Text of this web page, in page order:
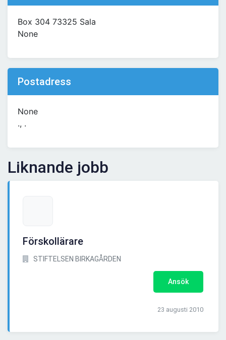
Box 304 73325 Sala
None
Postadress
None
., .
Liknande jobb
Förskollärare
STIFTELSEN BIRKAGÅRDEN
Ansök
23 augusti 2010